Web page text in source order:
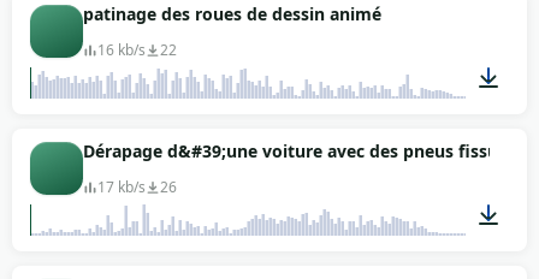
patinage des roues de dessin animé
16 kb/s 22
00:02
Dérapage d&#39;une voiture avec des pneus fissurés
17 kb/s 26